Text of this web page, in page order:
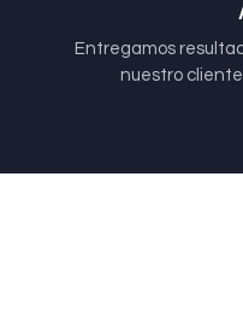
Entregamos
nuestro cliente